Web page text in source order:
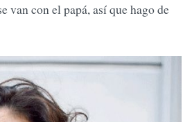
van con el papá, así que hago de